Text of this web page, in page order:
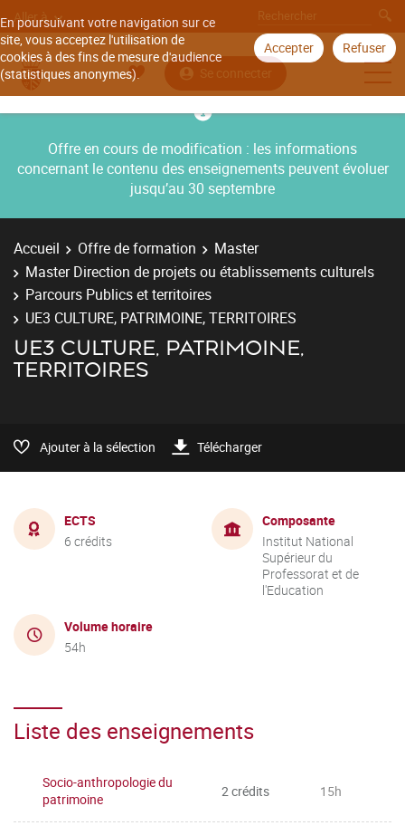
En poursuivant votre navigation sur ce
site, vous acceptez l'utilisation de
cookies à des fins de mesure d'audience
(statistiques anonymes).
Accepter Refuser
Aller à
Se connecter
Offre en cours de modification : les informations
concernant le contenu des enseignements peuvent évoluer
jusqu’au 30 septembre
Accueil Offre de formation
Master
Master Direction de projets ou établissements culturels
Parcours Publics et territoires
UE3 CULTURE, PATRIMOINE, TERRITOIRES
UE3 CULTURE, PATRIMOINE,
TERRITOIRES
Ajouter à la sélection Télécharger
ECTS
6 crédits
Composante
Institut National
Supérieur du
Professorat et de
l'Education
Volume horaire
54h
Liste des enseignements
Socio-anthropologie du
patrimoine
2 crédits 15h